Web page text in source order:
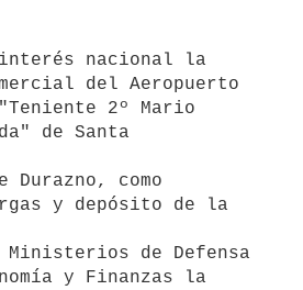
del Aeropuerto
2º Mario
de Santa
Durazno, como
y depósito de la
Ministerios de Defensa
y Finanzas la